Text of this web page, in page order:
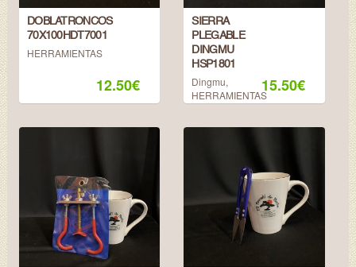
DOBLATRONCOS
70X100HDT7001
HERRAMIENTAS
12.50€
SIERRA
PLEGABLE
DINGMU
HSP1801
Dingmu,
HERRAMIENTAS15.50€